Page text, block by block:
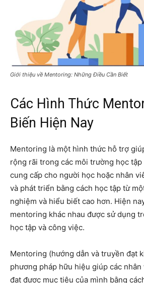
Giới thiệu về Mentoring: Những Điều Cần Biết
Các Hình Thức
Biến Hiện Nay
Mentoring là một hình thức hỗ trợ
rộng rãi trong các môi trường học tập
cung cấp cho người học hoặc nhân
và phát triển bằng cách học tập từ
nghiệm và hiểu biết cao hơn. Hiện
mentoring khác nhau được sử dụng
học tập và công việc.
Mentoring (hướng dẫn và truyền đạt
phương pháp hữu hiệu giúp các nhân
đạt được mục tiêu của mình bằng